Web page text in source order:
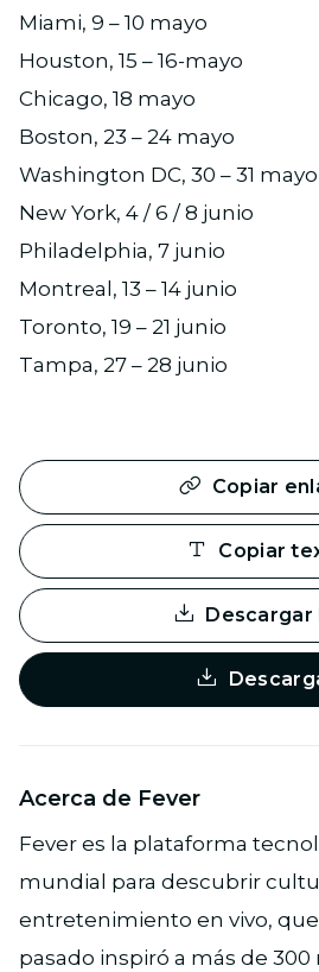
Miami, 9 – 10 mayo
Houston, 15 – 16-mayo
Chicago, 18 mayo
Boston, 23 – 24 mayo
Washington DC, 30 – 31 mayo
New York, 4 / 6 / 8 junio
Philadelphia, 7 junio
Montreal, 13 – 14 junio
Toronto, 19 – 21 junio
Tampa, 27 – 28 junio
Copiar
Copiar
Descargar
Acerca de Fever
Fever es la plataforma
mundial para descubrir
entretenimiento en vivo,
pasado inspiró a más de